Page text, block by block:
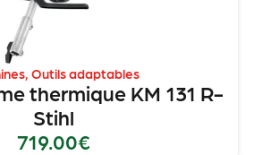
, Outils adaptables
thermique KM 131 R-
Stihl
719.00€